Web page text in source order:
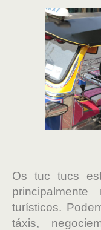
Os tuc tucs
turísticos.
táxis,